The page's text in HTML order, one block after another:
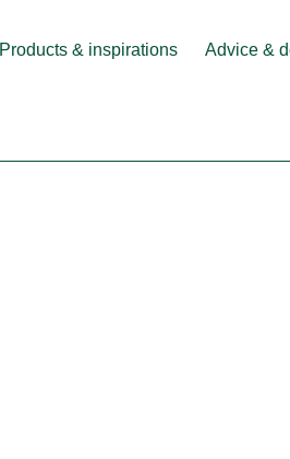
Products & inspirations Advice &